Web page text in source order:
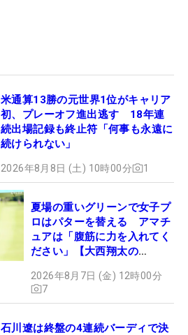
米通算13勝の元世界1位がキャリア
初、プレーオフ進出逃す 18年連
続出場記録も終止符「何事も永遠に
続けられない」
2026年8月8日 (土) 10時00分 1
夏場の重いグリーンで女子プ
ロはパターを替える アマチ
ュアは「腹筋に力を入れてく
ださい」【大西翔太の
2026年8月7日 (金) 12時00分
7
石川遼は終盤の4連続バーディで決